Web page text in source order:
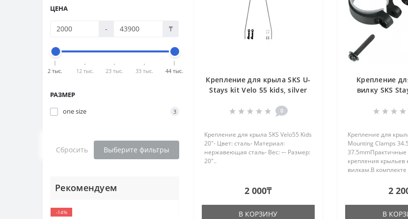
ЦЕНА
- ₸
2 тыс. 12 тыс. 23 тыс. 33 тыс. 44 тыс.
РАЗМЕР
one size
3
Сбросить Выберите фильтры
Рекомендуем
-14%
Крепление для крыла SKS U-
Stays kit Velo 55 kids, silver
0
Крепление для крыла SKS Velo55 Kids
20"- Цвет: сталь- Материал:
нержавеющая сталь- Вес: –- Размер:
20"..
2 000₸
В КОРЗИНУ
Крепление
вилку SKS
Крепление для
Mounting Clamps
37.5mmПрактичные
крепления крыльев
вилкам.В
2
В